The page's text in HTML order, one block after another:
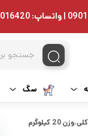
گربه
سگ
غذای خشک سگ 20 کیلوگرم